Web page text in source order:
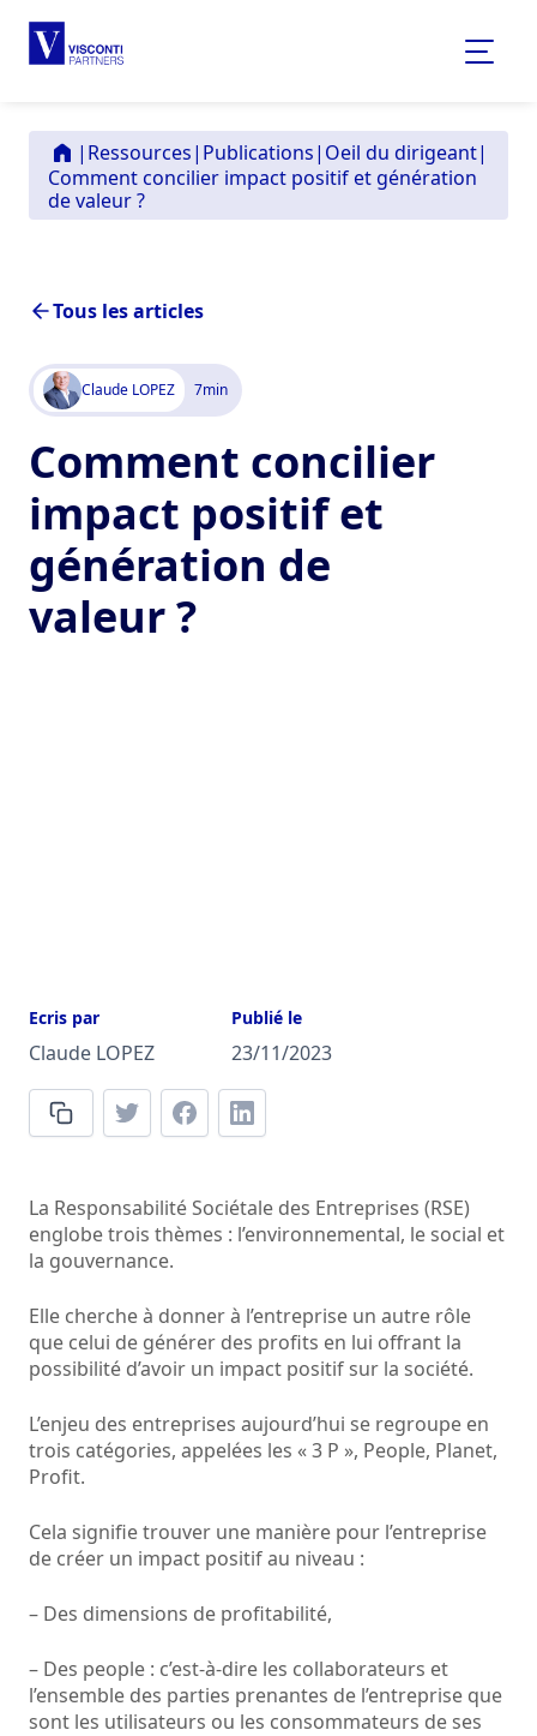
| Ressources| Publications| Oeil du dirigeant|
Comment concilier impact positif et génération
de valeur ?
Tous les articles
Claude LOPEZ 7min
Comment concilier
impact positif et
génération de
valeur ?
Ecris par
Claude LOPEZ
Publié le
23/11/2023
La Responsabilité Sociétale des Entreprises (RSE)
englobe trois thèmes : l’environnemental, le social et
la gouvernance.
Elle cherche à donner à l’entreprise un autre rôle
que celui de générer des profits en lui offrant la
possibilité d’avoir un impact positif sur la société.
L’enjeu des entreprises aujourd’hui se regroupe en
trois catégories, appelées les « 3 P », People, Planet,
Profit.
Cela signifie trouver une manière pour l’entreprise
de créer un impact positif au niveau :
– Des dimensions de profitabilité,
– Des people : c’est-à-dire les collaborateurs et
l’ensemble des parties prenantes de l’entreprise que
sont les utilisateurs ou les consommateurs de ses